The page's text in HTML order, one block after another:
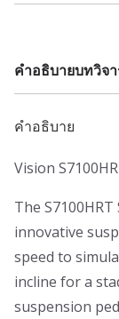
คำอธิบายบทวิจ
คำอธิบาย
Vision
The
innovative
speed to
incline for a
suspension